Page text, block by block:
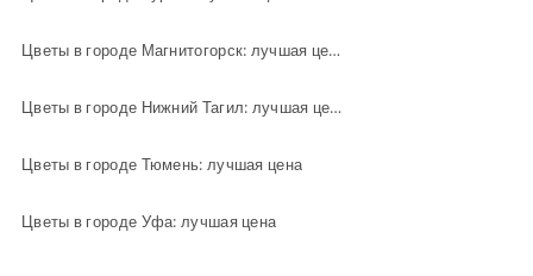
Цветы в городе Магнитогорск: лучшая цена
Цветы в городе Нижний Тагил: лучшая цена
Цветы в городе Тюмень: лучшая цена
Цветы в городе Уфа: лучшая цена